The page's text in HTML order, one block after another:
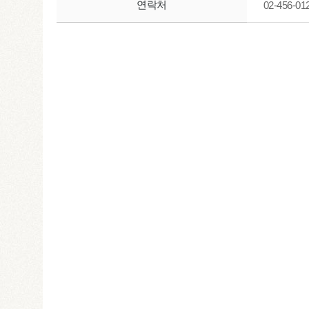
연락처 02-456-